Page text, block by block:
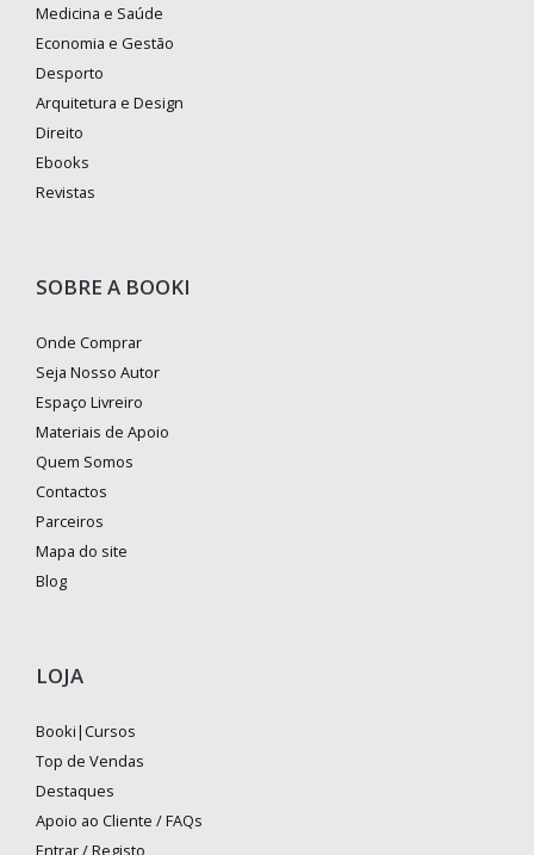
Medicina e Saúde
Economia e Gestão
Desporto
Arquitetura e Design
Direito
Ebooks
Revistas
SOBRE A BOOKI
Onde Comprar
Seja Nosso Autor
Espaço Livreiro
Materiais de Apoio
Quem Somos
Contactos
Parceiros
Mapa do site
Blog
LOJA
Booki|Cursos
Top de Vendas
Destaques
Apoio ao Cliente / FAQs
Entrar / Registo